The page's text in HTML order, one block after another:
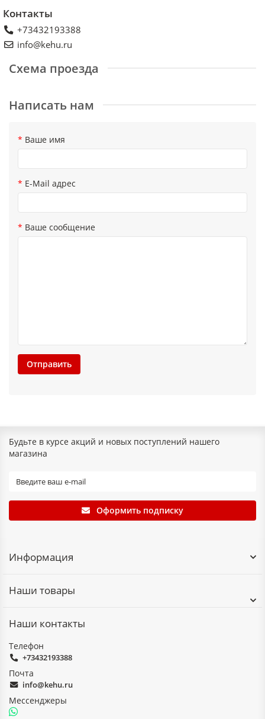
Контакты
+73432193388
info@kehu.ru
Схема проезда
Написать нам
Ваше имя
E-Mail адрес
Ваше сообщение
Отправить
Будьте в курсе акций и новых поступлений нашего
магазина
Оформить подписку
Информация
Наши товары
Наши контакты
Телефон
+73432193388
Почта
info@kehu.ru
Мессенджеры